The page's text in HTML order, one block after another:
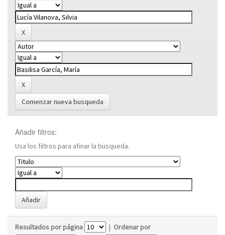
Comenzar nueva busqueda
Añadir filtros:
Usa los filtros para afinar la busqueda.
Resultados por página | Ordenar por